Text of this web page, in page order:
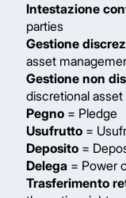
Intestazione
parties
Gestione
asset
Gestione non
discretional
Pegno = Pledge
Usufrutto =
Deposito =
Delega = Power
Trasferimento